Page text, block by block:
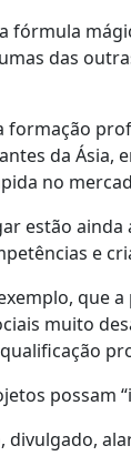
fórmula
das
formação
da
no
estão
e
que
muito
possam